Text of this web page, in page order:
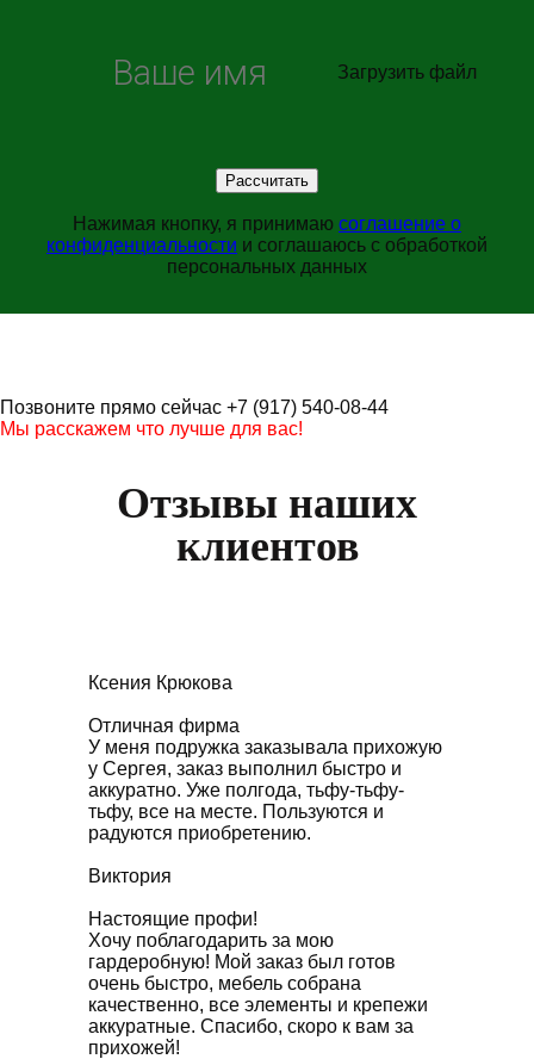
Загрузить файл
Нажимая кнопку, я принимаю соглашение о
конфиденциальности и соглашаюсь с обработкой
персональных данных
Позвоните прямо сейчас +7 (917) 540-08-44
Мы расскажем что лучше для вас!
Отзывы наших
клиентов
Ксения Крюкова
Отличная фирма
У меня подружка заказывала прихожую
у Сергея, заказ выполнил быстро и
аккуратно. Уже полгода, тьфу-тьфу-
тьфу, все на месте. Пользуются и
радуются приобретению.
Виктория
Настоящие профи!
Хочу поблагодарить за мою
гардеробную! Мой заказ был готов
очень быстро, мебель собрана
качественно, все элементы и крепежи
аккуратные. Спасибо, скоро к вам за
прихожей!